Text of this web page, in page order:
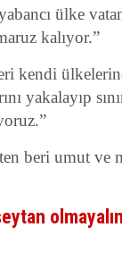
ülke
kalıyor.”
kendi
yakalayıp
beri umut ve